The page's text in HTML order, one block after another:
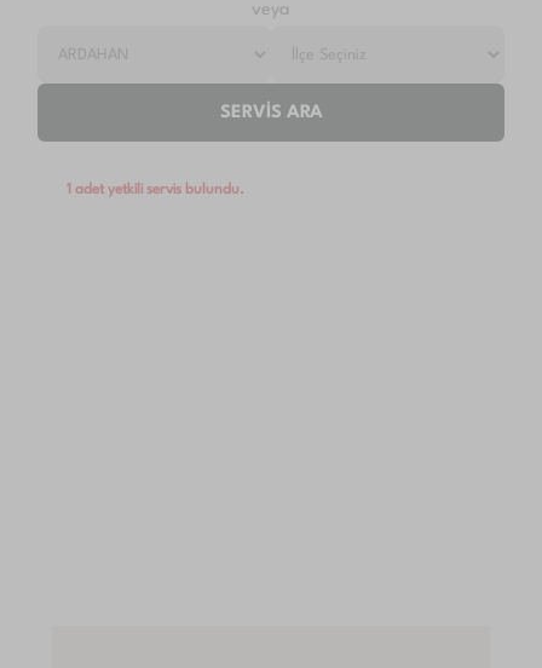
veya
SERVİS ARA
1 adet yetkili servis bulundu.